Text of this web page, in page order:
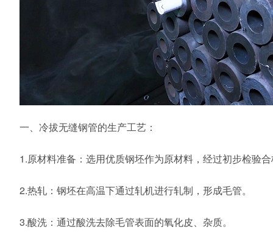
一、冷拔无缝钢管的生产工艺：
1.原材料准备：选用优质钢坯作为原材料，经过初步检验
2.热轧：钢坯在高温下通过轧机进行轧制，形成毛管。
3.酸洗：通过酸洗去除毛管表面的氧化皮、杂质。